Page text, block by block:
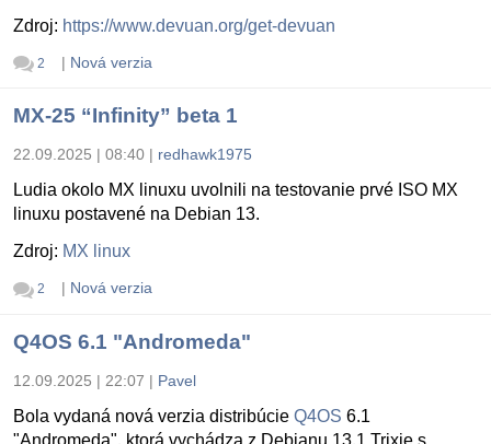
Zdroj: https://www.devuan.org/get-devuan
2 | Nová verzia
MX-25 “Infinity” beta 1
22.09.2025 | 08:40 | redhawk1975
Ludia okolo MX linuxu uvolnili na testovanie prvé ISO MX
linuxu postavené na Debian 13.
Zdroj: MX linux
2 | Nová verzia
Q4OS 6.1 "Andromeda"
12.09.2025 | 22:07 | Pavel
Bola vydaná nová verzia distribúcie Q4OS 6.1
"Andromeda", ktorá vychádza z Debianu 13.1 Trixie s